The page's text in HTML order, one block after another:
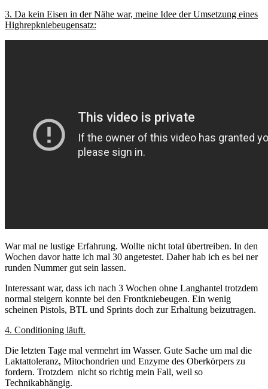
3. Da kein Eisen in der Nähe war, meine Idee der Umsetzung eines
Highrepkniebeugensatz:
War mal ne lustige Erfahrung. Wollte nicht total übertreiben. In den
Wochen davor hatte ich mal 30 angetestet. Daher hab ich es bei ner
runden Nummer gut sein lassen.
Interessant war, dass ich nach 3 Wochen ohne Langhantel trotzdem
normal steigern konnte bei den Frontkniebeugen. Ein wenig
scheinen Pistols, BTL und Sprints doch zur Erhaltung beizutragen.
4. Conditioning läuft.
Die letzten Tage mal vermehrt im Wasser. Gute Sache um mal die
Laktattoleranz, Mitochondrien und Enzyme des Oberkörpers zu
fordern. Trotzdem nicht so richtig mein Fall, weil so
Technikabhängig.